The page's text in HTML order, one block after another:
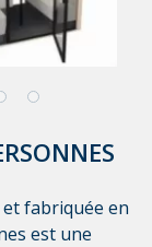
et fabriquée en
est une